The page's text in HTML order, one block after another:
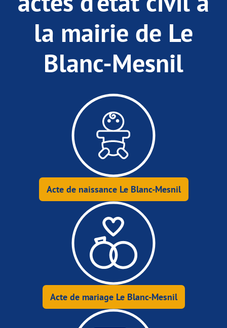
la mairie de Le
Blanc-Mesnil
Acte de naissance Le Blanc-Mesnil
Acte de mariage Le Blanc-Mesnil